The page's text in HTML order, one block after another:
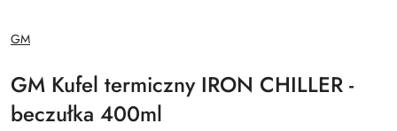
NAZWA
PRODUCENTA:
GM
GM Kufel termiczny IRON CHILLER -
beczułka 400ml